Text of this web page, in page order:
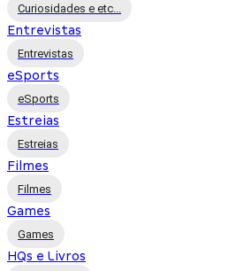
Curiosidades e etc...
Entrevistas
Entrevistas
eSports
eSports
Estreias
Estreias
Filmes
Filmes
Games
Games
HQs e Livros